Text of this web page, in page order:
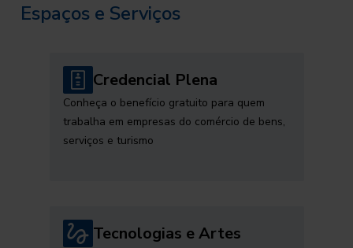
Espaços e Serviços
Credencial Plena
Conheça o benefício gratuito para quem
trabalha em empresas do comércio de bens,
serviços e turismo
Tecnologias e Artes